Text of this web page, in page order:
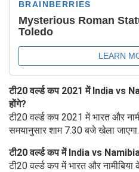
टी20 वर्ल्‍ड कप 2021 में India vs
होंगे?
टी20 वर्ल्‍ड कप 2021 में भारत और
समयानुसार शाम 7.30 बजे खेला जाएगा.
टी20 वर्ल्‍ड कप में India vs
टी20 वर्ल्‍ड कप में भारत और